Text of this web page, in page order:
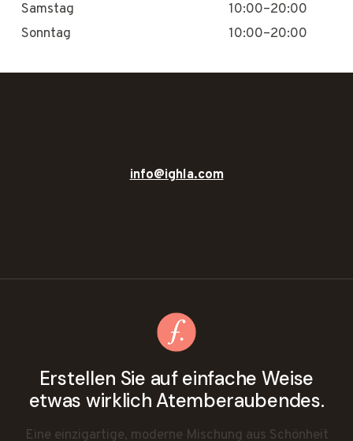
Samstag
10:00–20:00
Sonntag
10:00–20:00
info@ighla.com
Erstellen Sie auf einfache Weise
etwas wirklich Atemberaubendes.
Eine einzigartige, moderne Mischung aus Schönheit